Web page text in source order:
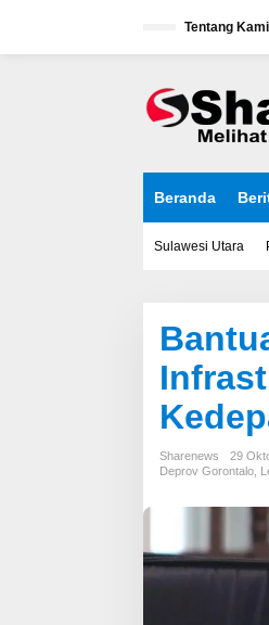
Tentang Kami
Beranda
Sulawesi Utara
Sharenews
29
Deprov Gorontalo